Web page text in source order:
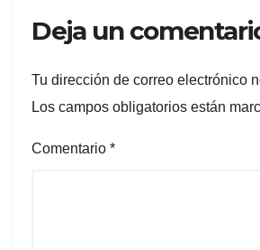
Deja un
Tu dirección de correo electrónico
Los campos obligatorios están
Comentario *